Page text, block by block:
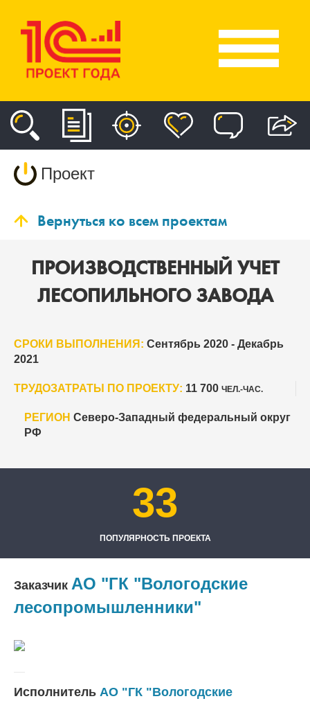
Проект
Вернуться ко всем проектам
ПРОИЗВОДСТВЕННЫЙ УЧЕТ
ЛЕСОПИЛЬНОГО ЗАВОДА
СРОКИ ВЫПОЛНЕНИЯ: Сентябрь 2020 - Декабрь
2021
ТРУДОЗАТРАТЫ ПО ПРОЕКТУ: 11 700 ЧЕЛ.-ЧАС.
РЕГИОН Северо-Западный федеральный округ
РФ
33
ПОПУЛЯРНОСТЬ ПРОЕКТА
Заказчик АО "ГК "Вологодские
лесопромышленники"
Исполнитель АО "ГК "Вологодские